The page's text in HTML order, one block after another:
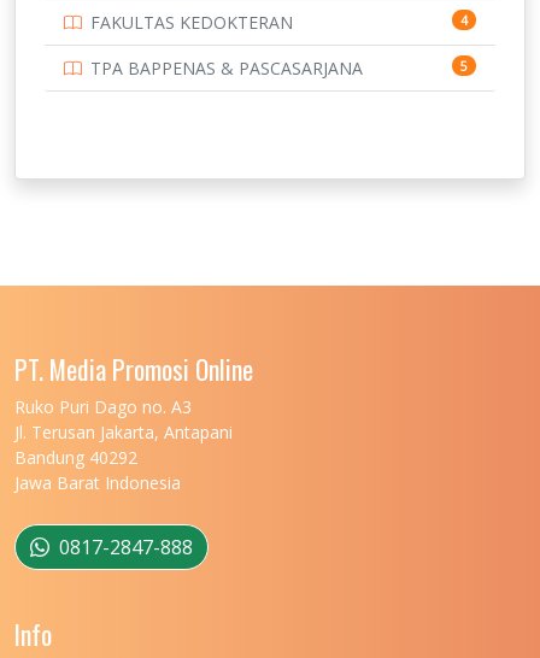
11
159
UNIVERSITAS JEMBER
UNIVERSITAS MALIKUSSALEH
UNIVERSITAS MARITIM RAJA ALI HAJI
UNIVERSITAS MATARAM
UNIVERSITAS MULAWARMAN
UNIVERSITAS MUSAMUS
FAKULTAS KEDOKTERAN 4
TPA BAPPENAS & PASCASARJANA 5
PT. Media Promosi Online
Ruko Puri Dago no. A3
Jl. Terusan Jakarta, Antapani
Bandung 40292
Jawa Barat Indonesia
0817-2847-888
Info